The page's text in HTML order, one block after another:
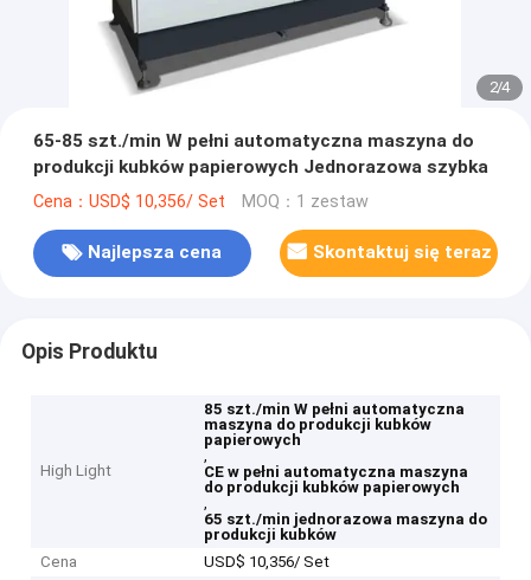
2/4
65-85 szt./min W pełni automatyczna maszyna do
produkcji kubków papierowych Jednorazowa szybka
Cena：USD$ 10,356/ Set MOQ：1 zestaw
Najlepsza cena Skontaktuj się teraz
Opis Produktu
High Light
85 szt./min W pełni automatyczna
maszyna do produkcji kubków
papierowych
,
CE w pełni automatyczna maszyna
do produkcji kubków papierowych
,
65 szt./min jednorazowa maszyna do
produkcji kubków
Cena
USD$ 10,356/ Set